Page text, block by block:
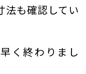
法も確認してい
く終わりまし